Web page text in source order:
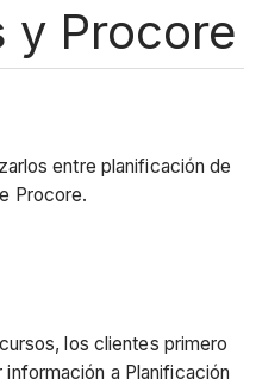
y Procore
entre planificación de
Procore.
los clientes primero
a Planificación